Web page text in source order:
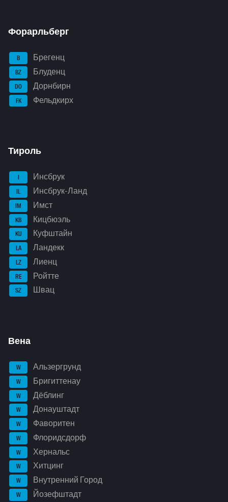
Форарльберг
B Брегенц
BZ Блуденц
DO Дорнбирн
FK Фельдкирх
Тироль
I Инсбрук
IL Инсбрук-Ланд
IM Имст
KB Кицбюэль
KU Куфштайн
LA Ландекк
LZ Лиенц
RE Ройтте
SZ Швац
Вена
W Альзергрунд
W Бригиттенау
W Дёблинг
W Донауштадт
W Фаворитен
W Флоридсдорф
W Хернальс
W Хитцинг
W Внутренний Город
W Йозефштадт